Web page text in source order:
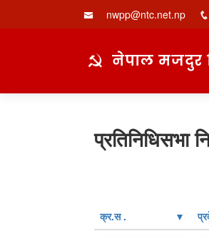
nwpp@ntc.net.np
नेपाल मजदुर
प्रतिनिधिसभा
क्र‍.स‌ .